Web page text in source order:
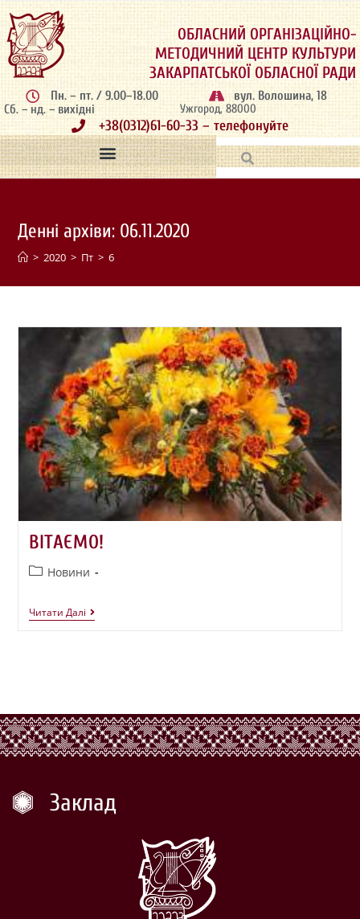
ОБЛАСНИЙ ОРГАНІЗАЦІЙНО-
МЕТОДИЧНИЙ ЦЕНТР КУЛЬТУРИ
ЗАКАРПАТСЬКОЇ ОБЛАСНОЇ РАДИ
Пн. – пт. / 9.00–18.00
Сб. – нд. – вихідні
вул. Волошина, 18
Ужгород, 88000
+38(0312)61-60-33 – телефонуйте
Денні архіви: 06.11.2020
> 2020 > Пт > 6
ВІТАЄМО!
Новини
Читати Далі
Заклад